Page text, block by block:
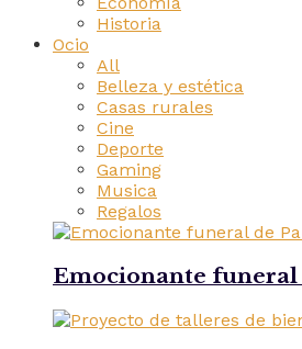
Historia
Ocio
All
Belleza y estética
Casas rurales
Cine
Deporte
Gaming
Musica
Regalos
Emocionante funeral